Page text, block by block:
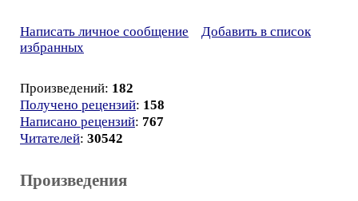
Написать личное сообщение
Добавить в список
избранных
Произведений: 182
Получено рецензий: 158
Написано рецензий: 767
Читателей: 30542
Произведения